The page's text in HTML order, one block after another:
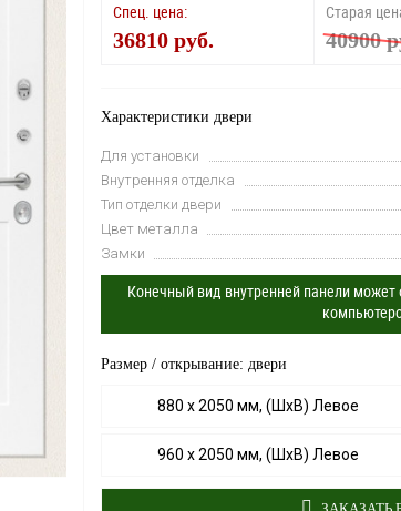
Спец. цена:
36810 руб.
Старая
40900
Характеристики двери
Для установки
Внутренняя отделка
Тип отделки двери
Цвет металла
Замки
Конечный вид внутренней панели может
Размер / открывание: двери
880 х 2050 мм, (ШхВ) Левое
960 х 2050 мм, (ШхВ) Левое